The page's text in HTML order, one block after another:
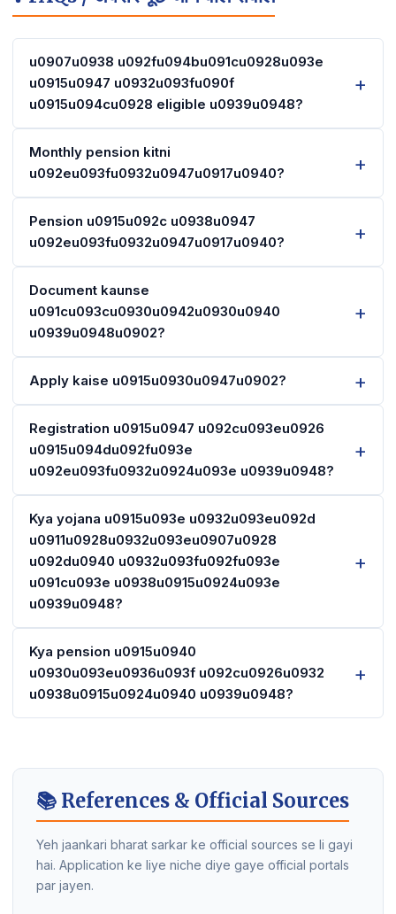
u0907u0938 u092fu094bu091cu0928u093e
u0915u0947 u0932u093fu090f
u0915u094cu0928 eligible u0939u0948?
Monthly pension kitni
u092eu093fu0932u0947u0917u0940?
Pension u0915u092c u0938u0947
u092eu093fu0932u0947u0917u0940?
Document kaunse
u091cu093cu0930u0942u0930u0940
u0939u0948u0902?
Apply kaise u0915u0930u0947u0902?
Registration u0915u0947 u092cu093eu0926
u0915u094du092fu093e
u092eu093fu0932u0924u093e u0939u0948?
Kya yojana u0915u093e u0932u093eu092d
u0911u0928u0932u093eu0907u0928
u092du0940 u0932u093fu092fu093e
u091cu093e u0938u0915u0924u093e
u0939u0948?
Kya pension u0915u0940
u0930u093eu0936u093f u092cu0926u0932
u0938u0915u0924u0940 u0939u0948?
📚 References & Official Sources
Yeh jaankari bharat sarkar ke official sources se li gayi
hai. Application ke liye niche diye gaye official portals
par jayen.